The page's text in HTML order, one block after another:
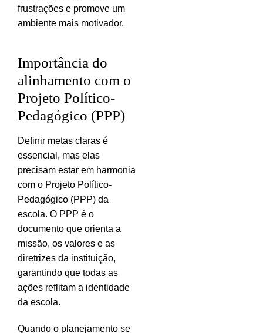
frustrações e promove um
ambiente mais motivador.
Importância do
alinhamento com o
Projeto Político-
Pedagógico (PPP)
Definir metas claras é
essencial, mas elas
precisam estar em harmonia
com o Projeto Político-
Pedagógico (PPP) da
escola. O PPP é o
documento que orienta a
missão, os valores e as
diretrizes da instituição,
garantindo que todas as
ações reflitam a identidade
da escola.
Quando o planejamento se